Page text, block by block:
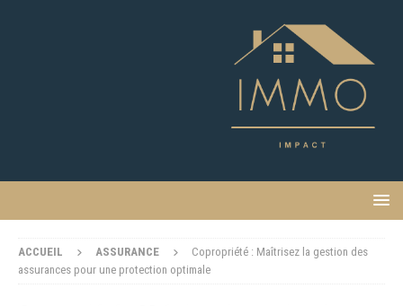
ACCUEIL ASSURANCE
Copropriété : Maîtrisez la gestion des
assurances pour une protection optimale